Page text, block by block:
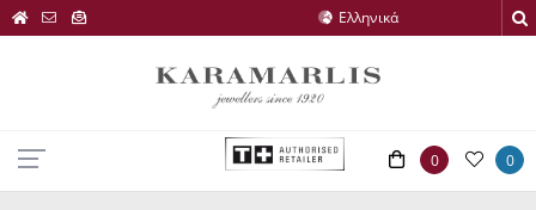
0 0